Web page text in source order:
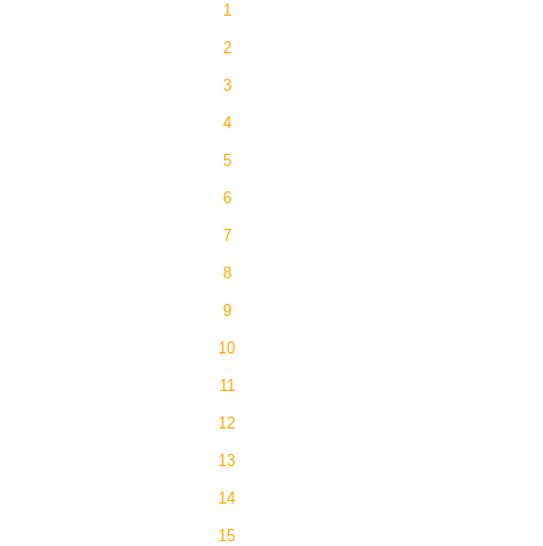
1
2
3
4
5
6
7
8
9
10
11
12
13
14
15